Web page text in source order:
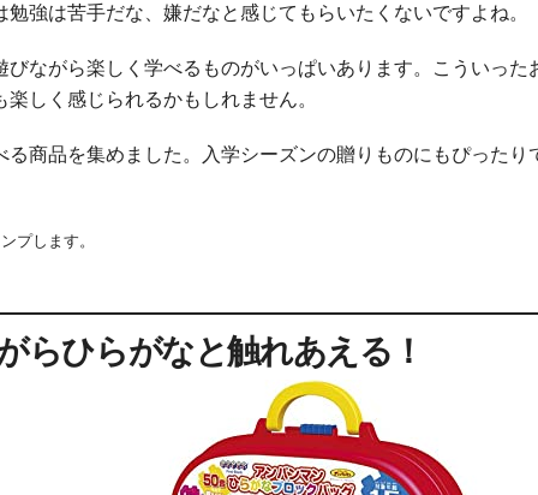
強は苦手だな、嫌だなと感じてもらいたくないですよね。
ながら楽しく学べるものがいっぱいあります。こういった
しく感じられるかもしれません。
商品を集めました。入学シーズンの贈りものにもぴったり
プします。
らひらがなと触れあえる！